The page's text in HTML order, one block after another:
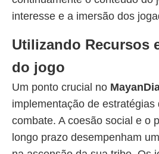
interesse e a imersão dos
Utilizando Recursos
do jogo
Um ponto crucial no
implementação de estratégias
combate. A coesão social e o
longo prazo desempenham